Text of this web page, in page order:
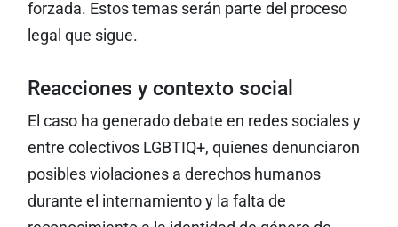
forzada. Estos temas serán parte del proceso
legal que sigue.
Reacciones y contexto social
El caso ha generado debate en redes sociales y
entre colectivos LGBTIQ+, quienes denunciaron
posibles violaciones a derechos humanos
durante el internamiento y la falta de